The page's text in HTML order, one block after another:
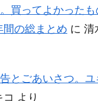
買ってよかったも
間の総まとめ に 清
とごあいさつ。
コ より